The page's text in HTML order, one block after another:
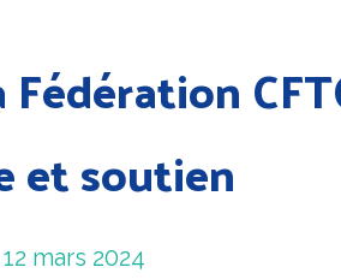
et soutien
12 mars 2024